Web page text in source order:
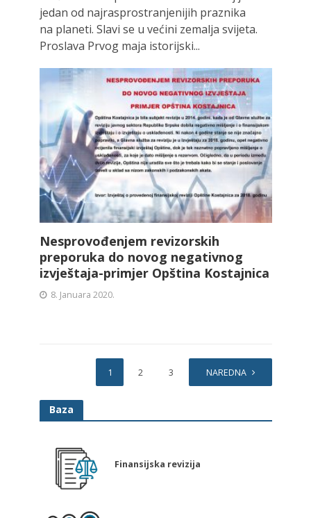
jedan od najrasprostranjenijih praznika
na planeti. Slavi se u većini zemalja svijeta.
Proslava Prvog maja istorijski...
Nesprovođenjem revizorskih
preporuka do novog negativnog
izvještaja-primjer Opština Kostajnica
8. Januara 2020.
1 2 3 NAREDNA
Baza
Finansijska revizija